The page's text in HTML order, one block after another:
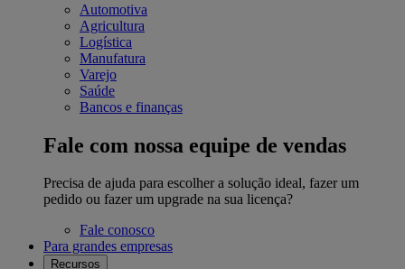
Automotiva
Agricultura
Logística
Manufatura
Varejo
Saúde
Bancos e finanças
Fale com nossa equipe de vendas
Precisa de ajuda para escolher a solução ideal, fazer um
pedido ou fazer um upgrade na sua licença?
Fale conosco
Para grandes empresas
Recursos